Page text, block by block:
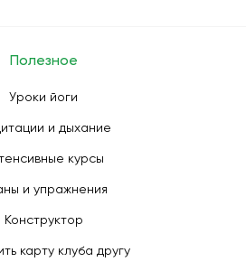
Полезное
Уроки йоги
и дыхание
курсы
и упражнения
Конструктор
карту клуба другу